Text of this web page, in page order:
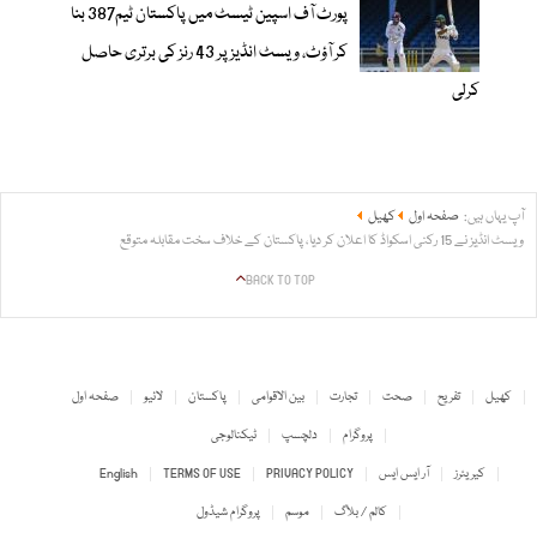
پورٹ آف اسپین ٹیسٹ میں پاکستان ٹیم387 بنا
کر آؤٹ، ویسٹ انڈیز پر 43 رنز کی برتری حاصل
کرلی
آپ یہاں ہیں: صفحہ اول
کھیل
ویسٹ انڈیز نے 15 رکنی اسکواڈ کا اعلان کر دیا، پاکستان کے خلاف سخت مقابلہ متوقع
BACK TO TOP
صفحہ اول لائیو پاکستان بین الاقوامی تجارت صحت تفریح
کھیل
ٹیکنالوجی
دلچسپ
پروگرام
English
TERMS OF USE PRIVACY POLICY آر ایس ایس
کیریئرز
پروگرام شیڈول
موسم کالم / بلاگ